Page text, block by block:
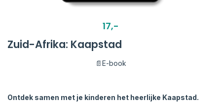
17,-
Zuid-Afrika: Kaapstad
📄E-book
Ontdek samen met je kinderen het heerlijke Kaapstad.